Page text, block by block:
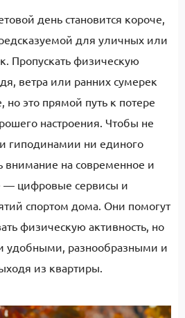
день становится короче,
для уличных или
Пропускать физическую
ветра или ранних сумерек
но это прямой путь к потере
настроения. Чтобы не
гиподинамии ни единого
внимание на современное и
— цифровые сервисы и
спортом дома. Они помогут
физическую активность, но
удобными, разнообразными и
из квартиры.